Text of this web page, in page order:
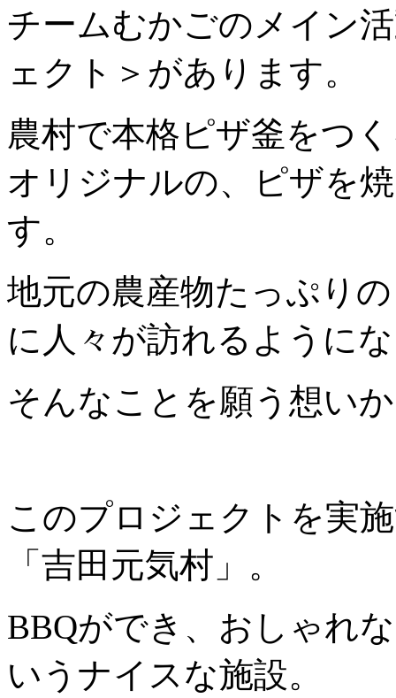
チームむかごのメイン
ェクト＞があります。
農村で本格ピザ釜をつ
オリジナルの、ピザを
す。
地元の農産物たっぷり
に人々が訪れるように
そんなことを願う想い
このプロジェクトを実
「吉田元気村」。
BBQができ、おしゃれ
いうナイスな施設。